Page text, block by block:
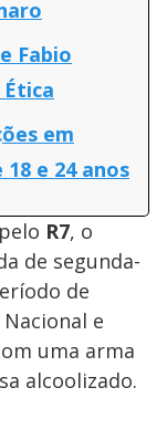
Fabio
em
e 24 anos
R7, o
de segunda-
de
e
uma arma
alcoolizado.